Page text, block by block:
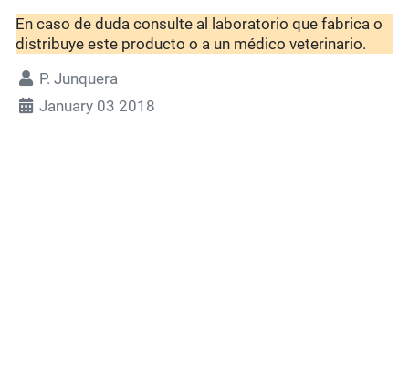
En caso de duda consulte al laboratorio que fabrica o
distribuye este producto o a un médico veterinario.
P. Junquera
January 03 2018